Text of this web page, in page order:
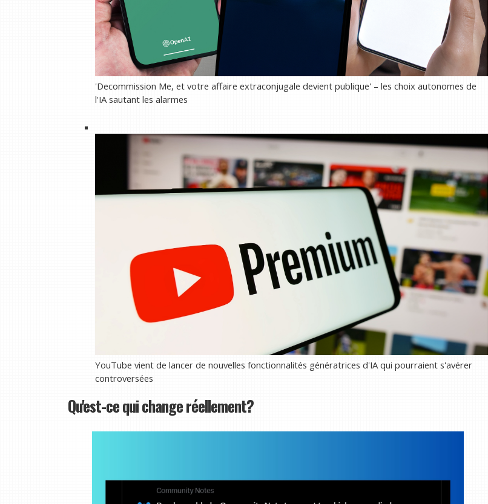
'Decommission Me, et votre affaire extraconjugale devient publique' – les choix autonomes de
l'IA sautant les alarmes
YouTube vient de lancer de nouvelles fonctionnalités génératrices d'IA qui pourraient s'avérer
controversées
Qu'est-ce qui change réellement?